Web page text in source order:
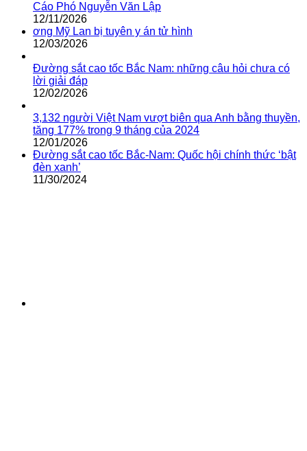
Cáo Phó Nguyễn Văn Lập
12/11/2026
ơng Mỹ Lan bị tuyên y án tử hình
12/03/2026
Đường sắt cao tốc Bắc Nam: những câu hỏi chưa có
lời giải đáp
12/02/2026
3,132 người Việt Nam vượt biên qua Anh bằng thuyền,
tăng 177% trong 9 tháng của 2024
12/01/2026
Đường sắt cao tốc Bắc-Nam: Quốc hội chính thức ‘bật
đèn xanh’
11/30/2024